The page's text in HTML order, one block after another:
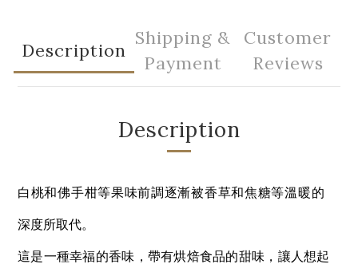
Description
Shipping &
Payment
Customer
Reviews
Description
白桃和佛手柑等果味前調逐漸被香草和焦糖等溫暖的
深度所取代。
這是一種幸福的香味，帶有烘焙食品的甜味，讓人想起